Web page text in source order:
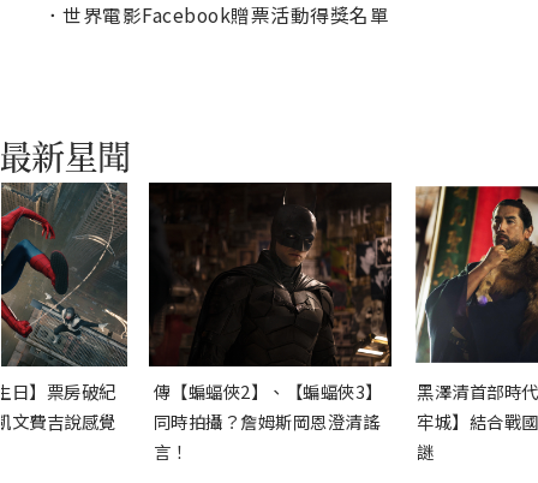
． 世界電影Facebook贈票活動得獎名單
日】票房破紀
文費吉說感覺
傳【蝙蝠俠2】、【蝙蝠俠3】
同時拍攝？詹姆斯岡恩澄清謠
言！
黑澤清首部時
牢城】結合戰
謎